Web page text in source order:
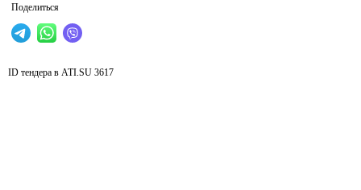
Поделиться
ID тендера в ATI.SU 3617